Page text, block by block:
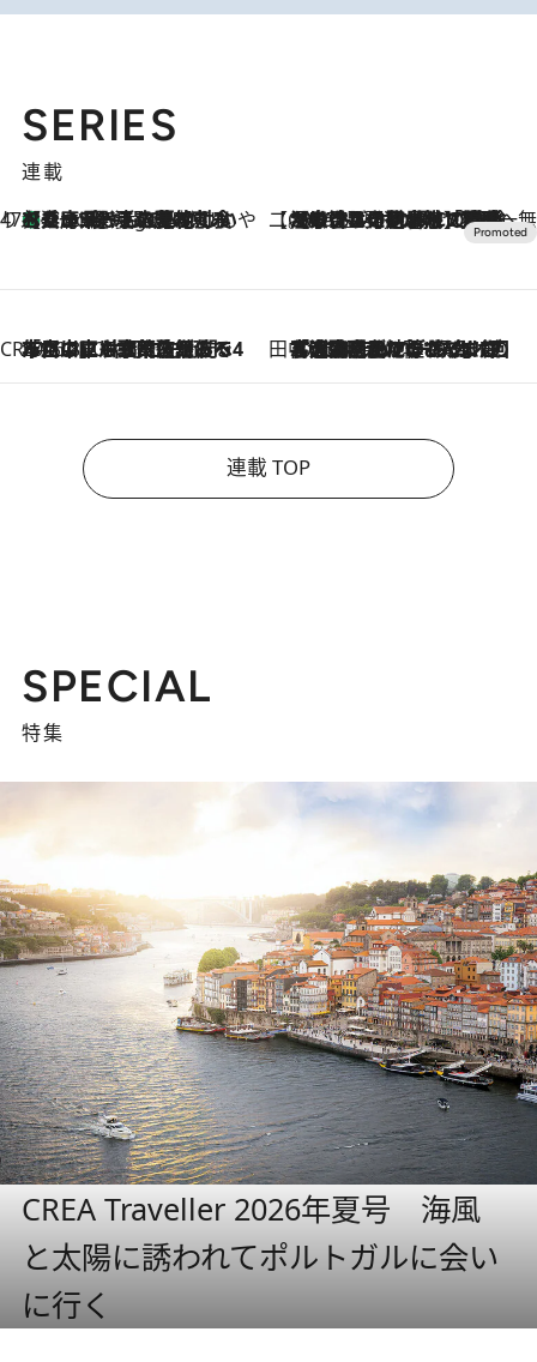
SERIES
連載
47都道府県の手みやげ ひんやりスイーツで夏を満喫
4 Hours Ago
【兵庫県】この夏絶対食べたい 冷やしておいしいおやつ3選 淡路島の恵みをジェラートに集約 【CREA×星野リゾート】唯一無二。癒しと発見が待つ場所へ
2026.8.7
【トンボの足水浴】ヒノキの香りに包まれて涼感マックス！約13℃の湧水かけ流しを避暑地「星野温泉 トンボの湯」で体験
CREA'S CHOICE
2026.8.7
「立川にも歌舞伎があるんだよ」 片岡仁左衛門・市川中車ら豪華座組みで4年目の立川立飛歌舞伎へ 田中稲の勝手に再ブーム
2026.8.7
「湘南乃風に憧れて」観客大盛上がりの“タオル回し”に、ラッパー顔負けの高速歌唱まで…さだまさし（74）のアグレッシブすぎる現在地
連載 TOP
SPECIAL
特集
CREA Traveller 2026年夏号 海風
と太陽に誘われてポルトガルに会い
に行く